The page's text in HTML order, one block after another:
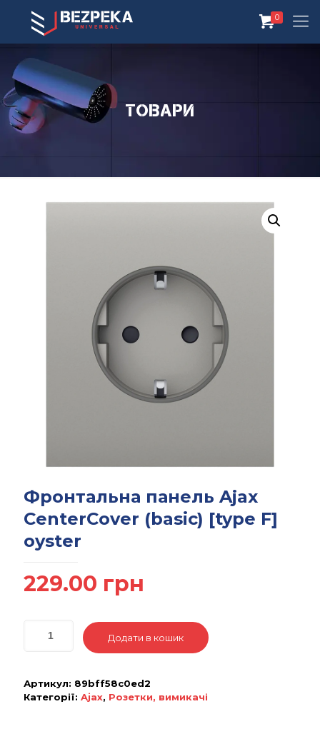
0
Товари
Фронтальна панель Ajax
CenterCover (basic) [type F]
oyster
229.00 грн
Додати в кошик
Артикул: 89bff58c0ed2
Категорії: Ajax, Розетки, вимикачі